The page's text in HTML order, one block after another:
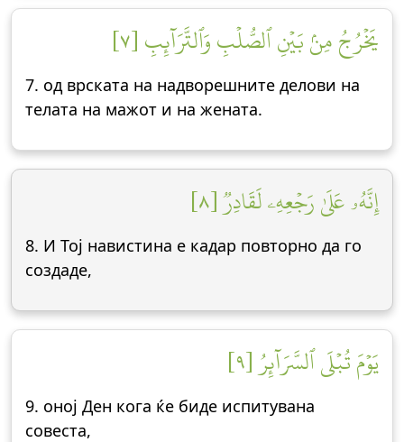
يَخۡرُجُ مِنۢ بَيۡنِ ٱلصُّلۡبِ وَٱلتَّرَآئِبِ [٧]
7. од врската на надворешните делови на
телата на мажот и на жената.
إِنَّهُۥ عَلَىٰ رَجۡعِهِۦ لَقَادِرٞ [٨]
8. И Тој навистина е кадар повторно да го
создаде,
يَوۡمَ تُبۡلَى ٱلسَّرَآئِرُ [٩]
9. оној Ден кога ќе биде испитувана
совеста,